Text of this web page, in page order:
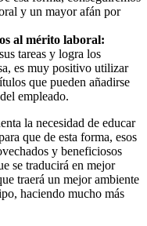
y un mayor afán por
al mérito laboral:
tareas y logra los
es muy positivo utilizar
que pueden añadirse
empleado.
la necesidad de educar
que de esta forma, esos
y beneficiosos
se traducirá en mejor
traerá un mejor ambiente
haciendo mucho más